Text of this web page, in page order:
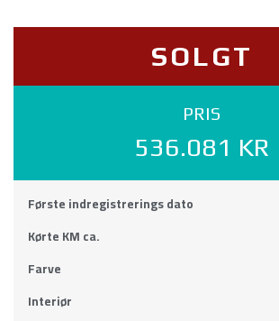
SOLGT
PRIS
536.081 KR
Første indregistrerings dato
Kørte KM ca.
Farve
Interiør